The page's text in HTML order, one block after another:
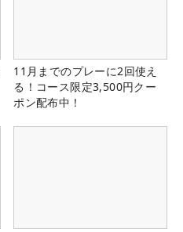
11月までのプレーに2回使え
る！コース限定3,500円クー
ポン配布中！